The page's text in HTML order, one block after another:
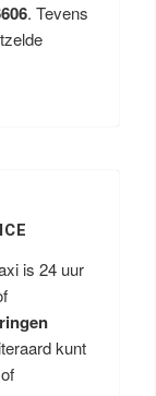
. Tevens
is 24 uur
kunt